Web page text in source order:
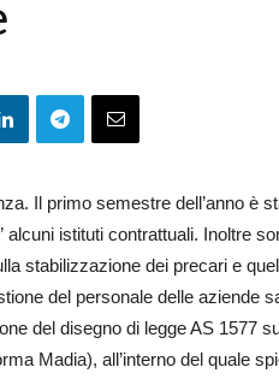
Il primo semestre dell’anno è
alcuni istituti contrattuali. Inoltre
stabilizzazione dei precari e
del personale delle aziende
del disegno di legge AS 1577
Madia), all’interno del quale